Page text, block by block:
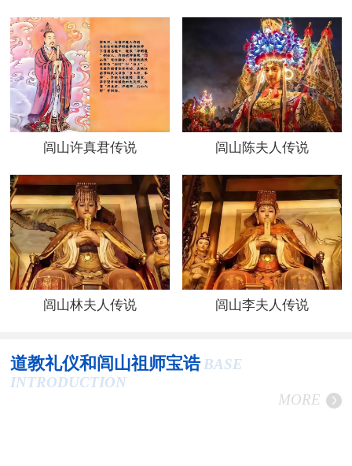
闾山许真君传说 闾山陈夫人传说
闾山林夫人传说 闾山李夫人传说
道教礼仪和闾山祖师宝诰 BASE
INTRODUCTION
MORE